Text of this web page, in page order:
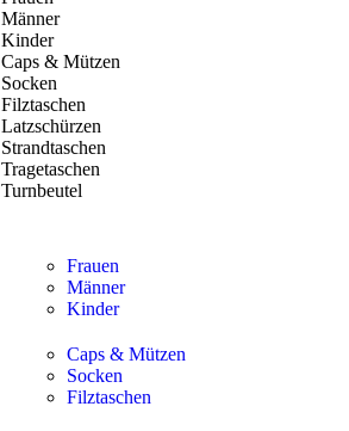
Männer
Kinder
Caps & Mützen
Socken
Filztaschen
Latzschürzen
Strandtaschen
Tragetaschen
Turnbeutel
Frauen
Männer
Kinder
Caps & Mützen
Socken
Filztaschen